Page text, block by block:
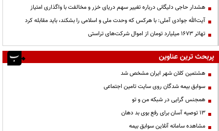
هشدار حاجی دلیگانی درباره تغییر سهم دریای خزر و مخالفت با واگذاری امتیاز
آیت‌الله جوادی آملی: با هرکس که وحدت ملی و اسلامی را بشکند، باید مقابله کرد
تهاتر ۱۶۷۳ میلیارد تومان از اموال شرکت‌های تراستی
پربحث ترین عناوین
هشتمین کلان شهر ایران مشخص شد
سوابق بیمه شدگان روی سایت تامین اجتماعی
همجنس گرایی در شبکه من و تو
13 توصیه آسان برای رفع بوی بد دهان
مشاهده سامانه آنلاين سوابق بیمه